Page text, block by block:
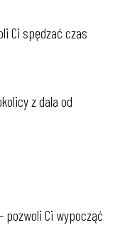
Ci spędzać czas
z dala od
pozwoli Ci wypocząć